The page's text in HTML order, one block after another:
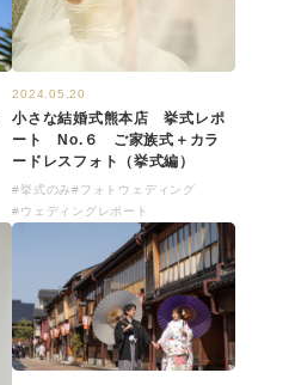
2024.05.20
小さな結婚式熊本店 挙式レポ
ート No.６ ご家族式＋カラ
ードレスフォト（挙式編）
#挙式のみ#フォトウェディング
#ウェディングレポート